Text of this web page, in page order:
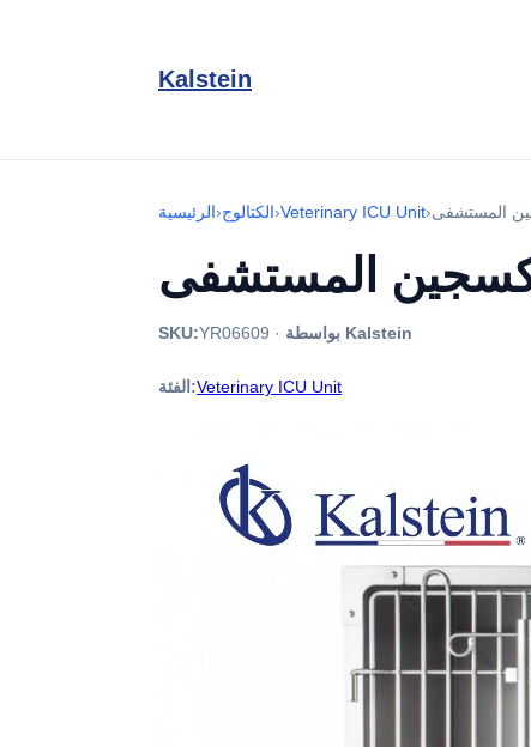
Kalstein
الرئيسية›الكتالوج›Veterinary ICU Unit›
SKU:YR06609 · بواسطة Kalstein
الفئة:Veterinary ICU Unit